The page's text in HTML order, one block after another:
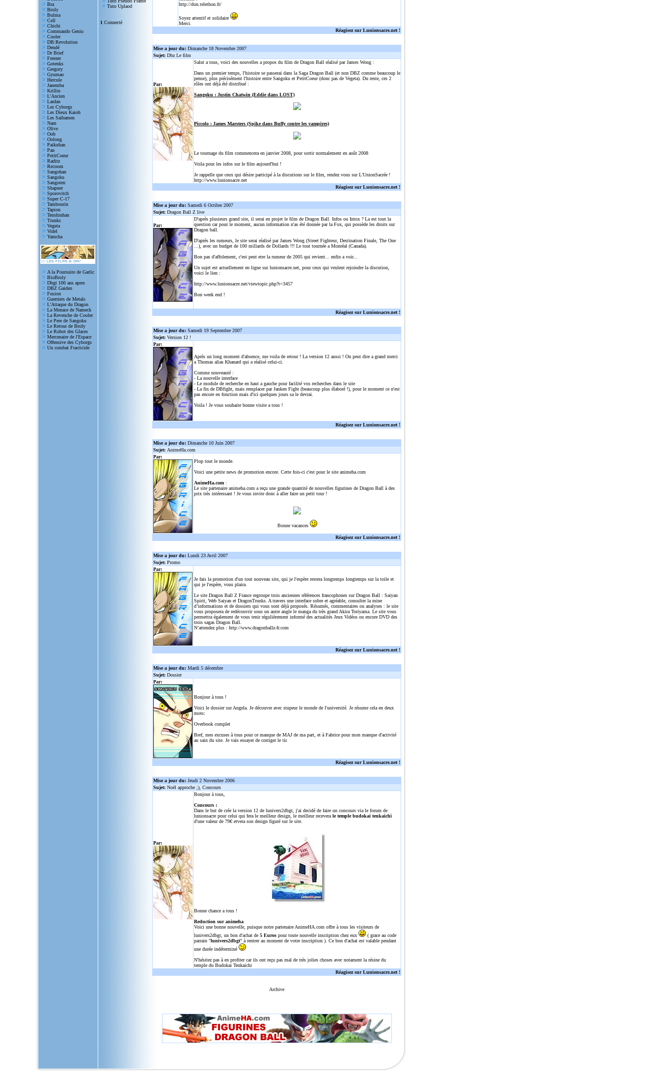
Bra
Broly
Bulma
Cell
Chichi
Commando Geniu
Cooler
DB:Revolution
Dendé
Dr Brief
Freezer
Gotenks
Gregory
Gyumao
Hercule
Janemba
Krillin
L'Ancien
Lanfan
Les Cyborgs
Les Dieux Kaioh
Les Saibamen
Nam
Olive
Oob
Oolong
Paikuhan
Pan
PetitCoeur
Raditz
Recoom
Sangohan
Sangoku
Sangoten
Shapner
Sporovitch
Super C-17
Tambourin
Tapion
Tenshinhan
Trunks
Vegeta
Videl
Yamcha
A la Poursuite de Garlic
BioBroly
Dbgt 100 ans apres
DBZ Gaiden
Fusion
Guerriers de Metals
L'Attaque du Dragon
La Menace de Nameck
La Revenche de Cooler
Le Pere de Sangoku
Le Retour de Broly
Le Robot des Glaces
Mercenaire de l'Espace
Offensive des Cyborgs
Un combat Fracticide
Tuto Uplaod
1 Connecté
http://don.telethon.fr/
Soyez attentif et solidaire
Merci.
Réagisez sur Lunionsacre.net !
Mise a jour du: Dimanche 18 Novembre 2007
Sujet: Dbz Le film
Par:
Salut a tous, voici des nouvelles a propos du film de Dragon Ball réalisé par James Wong :
Dans un premier temps, l'histoire se passerai dans la Saga Dragon Ball (et non DBZ comme beaucoup le
pense), plus précisément l'histoire entre Sangoku et PetitCoeur (donc pas de Vegeta). Du reste, ces 2
rôles ont déjà été distribué :
Sangoku : Justin Chatwin (Eddie dans LOST)
Piccolo : James Marsters (Spike dans Buffy contre les vampires)
Le tournage du film commencera en janvier 2008, pour sortir normalement en août 2008
Voila pour les infos sur le film aujourd'hui !
Je rappelle que ceux qui désire participé à la discutions sur le film, rendez vous sur L'UnionSacrée !
http://www.lunionsacre.net
Réagisez sur Lunionsacre.net !
Mise a jour du: Samedi 6 Octibre 2007
Sujet: Dragon Ball Z live
Par:
D'après plusieurs grand site, il serai en projet le film de Dragon Ball. Infos ou Intox ? La est tout la
question car pour le moment, aucun information n'as été donnée par la Fox, qui possède les droits sur
Dragon ball.
D'après les rumeurs, le site serai réalisé par James Wong (Street Fighteur, Destination Finale, The One
...), avec un budget de 100 millards de Dollards !!! Le tout tournée a Monréal (Canada).
Bon pas d'affolement, c'est peut etre la rumeur de 2005 qui revient... enfin a voir...
Un sujet est actuellement en ligne sur lunionsacre.net, pour ceux qui veulent rejoindre la discution,
voici le lien :
http://www.lunionsacre.net/viewtopic.php?t=3457
Bon week end !
Réagisez sur Lunionsacre.net !
Mise a jour du: Samedi 19 Septembre 2007
Sujet: Version 12 !
Par:
Après un long moment d'absence, me voila de retour ! La version 12 aussi ! On peut dire a grand merci
a Thomas alias Khanard qui a réalisé celui-ci.
Comme nouveauté :
- La nouvelle interface
- Le module de recherche en haut a gauche pour facilité vos recherches dans le site
- La fin de DBfight, mais remplacer par Janken Fight (beaucoup plus élaboré !), pour le moment ce n'est
pas encore en fonction mais d'ici quelques jours sa le devrai.
Voila ! Je vous souhaite bonne visite a tous !
Réagisez sur Lunionsacre.net !
Mise a jour du: Dimanche 10 Juin 2007
Sujet: AnimeHa.com
Par:
Plop tout le monde.
Voici une petite news de promotion encore. Cette fois-ci c'est pour le site animeha.com
AnimeHa.com :
Le site partenaire animeha.com a reçu une grande quantité de nouvelles figurines de Dragon Ball à des
prix très intéressant ! Je vous invite donc à aller faire un petit tour !
Bonne vacances
Réagisez sur Lunionsacre.net !
Mise a jour du: Lundi 23 Avril 2007
Sujet: Promo
Par:
Je fais la promotion d'un tout nouveau site, qui je l'espère restera longtemps longtemps sur la toile et
qui je l'espère, vous plaira.
Le site Dragon Ball Z France regroupe trois anciennes références francophones sur Dragon Ball : Saiyan
Spirit, Web Saiyan et DragonTrunks. A travers une interface sobre et agréable, consulter la mine
d’informations et de dossiers qui vous sont déjà proposés. Résumés, commentaires ou analyses : le site
vous proposera de redécouvrir sous un autre angle le manga du très grand Akira Toriyama. Le site vous
permettra également de vous tenir régulièrement informé des actualités Jeux Vidéos ou encore DVD des
trois sagas Dragon Ball.
N’attendez plus : http://www.dragonballz-fr.com
Réagisez sur Lunionsacre.net !
Mise a jour du: Mardi 5 décembre
Sujet: Dossier
Par:
Bonjour à tous !
Voici le dossier sur Angela. Je découvre avec stupeur le monde de l'université. Je résume cela en deux
mots:
Overbook complet
Bref, mes excuses à tous pour ce manque de MAJ de ma part, et à Fabrice pour mon manque d'activité
au sain du site. Je vais essayer de corriger le tir.
Réagisez sur Lunionsacre.net !
Mise a jour du: Jeudi 2 Novembre 2006
Sujet: Noël approche ;), Concours
Par:
Bonjour à tous,
Concours :
Dans le but de crée la version 12 de lunivers2dbgt, j'ai decidé de faire un concours via le forum de
lunionsacre pour celui qui fera le meilleur design, le meilleur recevera le temple budokai tenkaichi
d'une valeur de 79€ etvera son design figuré sur le site.
Bonne chance a tous !
Reduction sur animeha
Voici une bonne nouvelle, puisque notre partenaire AnimeHA.com offre à tous les visiteurs de
lunivers2dbgt, un bon d'achat de 5 Euros pour toute nouvelle inscription chez eux
( grace au code
parrain "lunivers2dbgt" à rentrer au moment de votre inscription ). Ce bon d'achat est valable pendant
une durée indéterminé
N'hésitez pas à en profiter car ils ont reçu pas mal de très jolies choses avec notament la résine du
temple du Budokai Tenkaichi
Réagisez sur Lunionsacre.net !
Archive